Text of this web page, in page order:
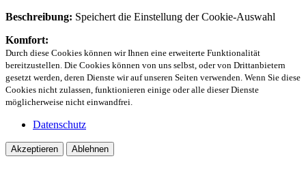
Beschreibung: Speichert die Einstellung der Cookie-Auswahl
Komfort:
Durch diese Cookies können wir Ihnen eine erweiterte Funktionalität
bereitzustellen. Die Cookies können von uns selbst, oder von Drittanbietern
gesetzt werden, deren Dienste wir auf unseren Seiten verwenden. Wenn Sie diese
Cookies nicht zulassen, funktionieren einige oder alle dieser Dienste
möglicherweise nicht einwandfrei.
Datenschutz
Akzeptieren Ablehnen